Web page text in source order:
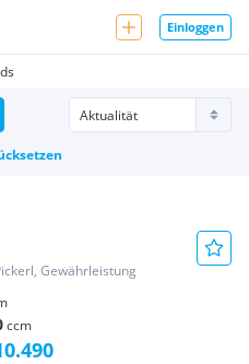
Einloggen
Gewährleistung
ccm